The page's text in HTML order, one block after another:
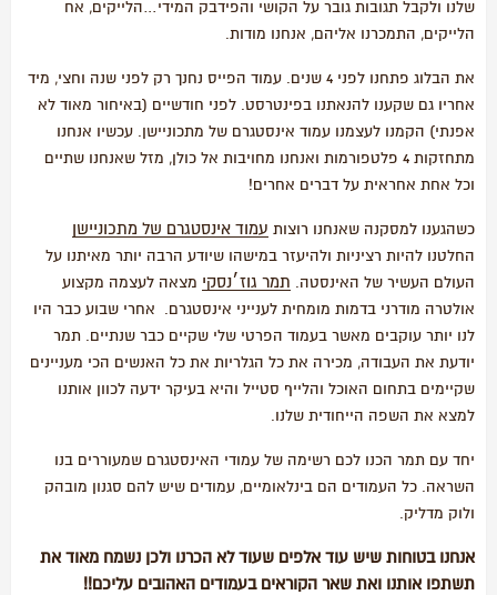
שלנו ולקבל תגובות גובר על הקושי והפידבק המידי…הלייקים, אח
הלייקים, התמכרנו אליהם, אנחנו מודות.
את הבלוג פתחנו לפני 4 שנים. עמוד הפייס נחנך רק לפני שנה וחצי, מיד
אחריו גם שקענו להנאתנו בפינטרסט. לפני חודשיים (באיחור מאוד לא
אפנתי) הקמנו לעצמנו עמוד אינסטגרם של מתכוניישן. עכשיו אנחנו
מתחזקות 4 פלטפורמות ואנחנו מחויבות אל כולן, מזל שאנחנו שתיים
וכל אחת אחראית על דברים אחרים!
כשהגענו למסקנה שאנחנו רוצות עמוד אינסטגרם של מתכוניישן
החלטנו להיות רציניות ולהיעזר במישהו שיודע הרבה יותר מאיתנו על
העולם העשיר של האינסטה. תמר גוז׳נסקי מצאה לעצמה מקצוע
אולטרה מודרני בדמות מומחית לענייני אינסטגרם. אחרי שבוע כבר היו
לנו יותר עוקבים מאשר בעמוד הפרטי שלי שקיים כבר שנתיים. תמר
יודעת את העבודה, מכירה את כל הגלריות את כל האנשים הכי מעניינים
שקיימים בתחום האוכל והלייף סטייל והיא בעיקר ידעה לכוון אותנו
למצא את השפה הייחודית שלנו.
יחד עם תמר הכנו לכם רשימה של עמודי האינסטגרם שמעוררים בנו
השראה. כל העמודים הם בינלאומיים, עמודים שיש להם סגנון מובהק
ולוק מדליק.
אנחנו בטוחות שיש עוד אלפים שעוד לא הכרנו ולכן נשמח מאוד את
תשתפו אותנו ואת שאר הקוראים בעמודים האהובים עליכם!!